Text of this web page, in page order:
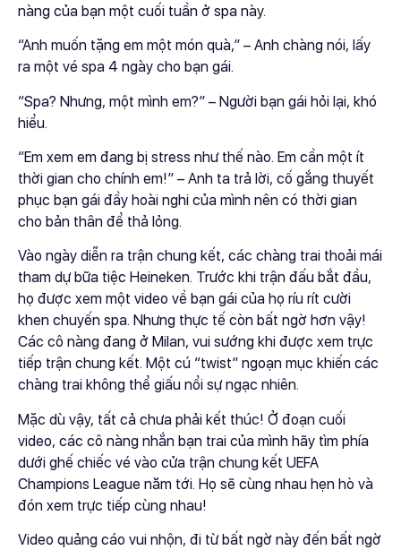
nàng của bạn một cuối tuần ở spa này.
“Anh muốn tặng em một món quà,” – Anh chàng nói, lấy
ra một vé spa 4 ngày cho bạn gái.
“Spa? Nhưng, một mình em?” – Người bạn gái hỏi lại, khó
hiểu.
“Em xem em đang bị stress như thế nào. Em cần một ít
thời gian cho chính em!” – Anh ta trả lời, cố gắng thuyết
phục bạn gái đầy hoài nghi của mình nên có thời gian
cho bản thân để thả lỏng.
Vào ngày diễn ra trận chung kết, các chàng trai thoải mái
tham dự bữa tiệc Heineken. Trước khi trận đấu bắt đầu,
họ được xem một video về bạn gái của họ ríu rít cười
khen chuyến spa. Nhưng thực tế còn bất ngờ hơn vậy!
Các cô nàng đang ở Milan, vui sướng khi được xem trực
tiếp trận chung kết. Một cú “twist” ngoạn mục khiến các
chàng trai không thể giấu nổi sự ngạc nhiên.
Mặc dù vậy, tất cả chưa phải kết thúc! Ở đoạn cuối
video, các cô nàng nhắn bạn trai của mình hãy tìm phía
dưới ghế chiếc vé vào cửa trận chung kết UEFA
Champions League năm tới. Họ sẽ cùng nhau hẹn hò và
đón xem trực tiếp cùng nhau!
Video quảng cáo vui nhộn, đi từ bất ngờ này đến bất ngờ